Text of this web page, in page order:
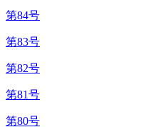
第84号
第83号
第82号
第81号
第80号